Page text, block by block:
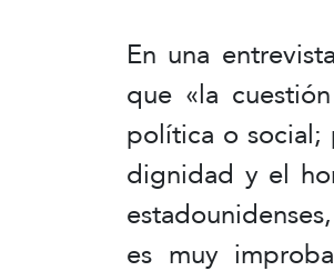
En una
que «la
política o social;
dignidad y el
es muy